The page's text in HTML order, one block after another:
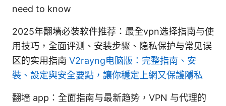
need to know
2025年翻墙必装软件推荐：最全vpn选择指南与使
用技巧，全面评测、安装步骤、隐私保护与常见误
区的实用指南 V2rayng电脑版：完整指南、安
裝、設定與安全要點，讓你穩定上網又保護隱私
翻墙 app：全面指南与最新趋势，VPN 与代理的